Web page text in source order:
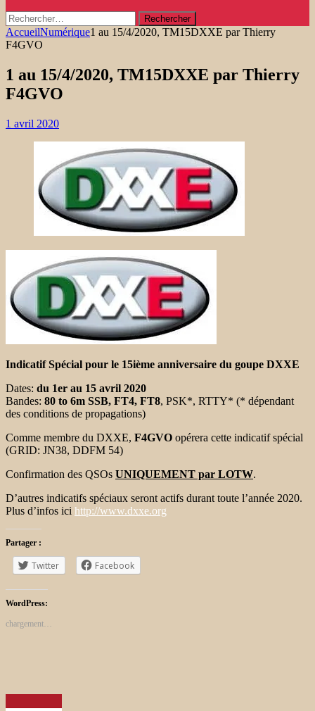
Rechercher :
AccueilNumérique1 au 15/4/2020, TM15DXXE par Thierry
F4GVO
1 au 15/4/2020, TM15DXXE par Thierry
F4GVO
1 avril 2020
Indicatif Spécial pour le 15ième anniversaire du goupe DXXE
Dates: du 1er au 15 avril 2020
Bandes: 80 to 6m SSB, FT4, FT8, PSK*, RTTY* (* dépendant
des conditions de propagations)
Comme membre du DXXE, F4GVO opérera cette indicatif spécial
(GRID: JN38, DDFM 54)
Confirmation des QSOs UNIQUEMENT par LOTW.
D’autres indicatifs spéciaux seront actifs durant toute l’année 2020.
Plus d’infos ici http://www.dxxe.org
Partager :
Twitter Facebook
WordPress:
chargement…